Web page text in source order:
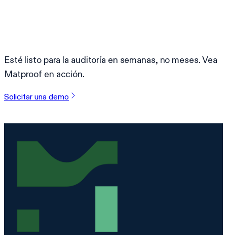
Esté listo para la auditoría en semanas, no meses. Vea
Matproof en acción.
Solicitar una demo